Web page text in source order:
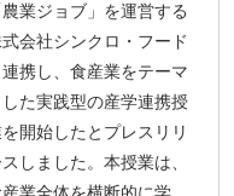
農業ジョブ」を運営する
会社シンクロ・フード
連携し、食産業をテーマ
した実践型の産学連携授
開始したとプレスリリ
しました。本授業は、
業全体を横断的に学